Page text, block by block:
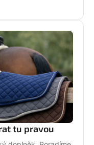
tu pravou